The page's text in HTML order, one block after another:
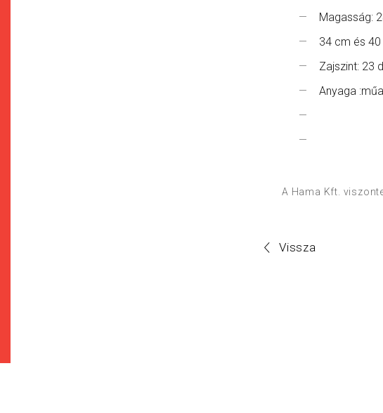
Magasság:
34 cm és
Zajszint: 23
Anyaga
A Hama Kft.
Vissza